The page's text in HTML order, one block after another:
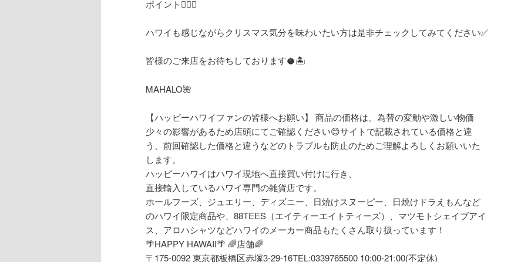
ポイント☝🏻💫
ハワイも感じながらクリスマス気分を味わいたい方は是非チェックしてみてください✅
皆様のご来店をお待ちしております🥥🏝️
MAHALO🌺
【ハッピーハワイファンの皆様へお願い】 商品の価格は、為替の変動や激しい物価
少々の影響があるため店頭にてご確認ください😊サイトで記載されている価格と違
う、前回確認した価格と違うなどのトラブルも防止のためご理解よろしくお願いいた
します。
ハッピーハワイはハワイ現地へ直接買い付けに行き、
直接輸入しているハワイ専門の雑貨店です。
ホールフーズ、ジュエリー、ディズニー、日焼けスヌーピー、日焼けドラえもんなど
のハワイ限定商品や、88TEES（エイティーエイトティーズ）、マツモトシェイブアイ
ス、アロハシャツなどハワイのメーカー商品もたくさん取り扱っています！
🌴HAPPY HAWAII🌴 🌈店舗🌈
〒175-0092 東京都板橋区赤塚3-29-16TEL:0339765500 10:00-21:00(不定休)